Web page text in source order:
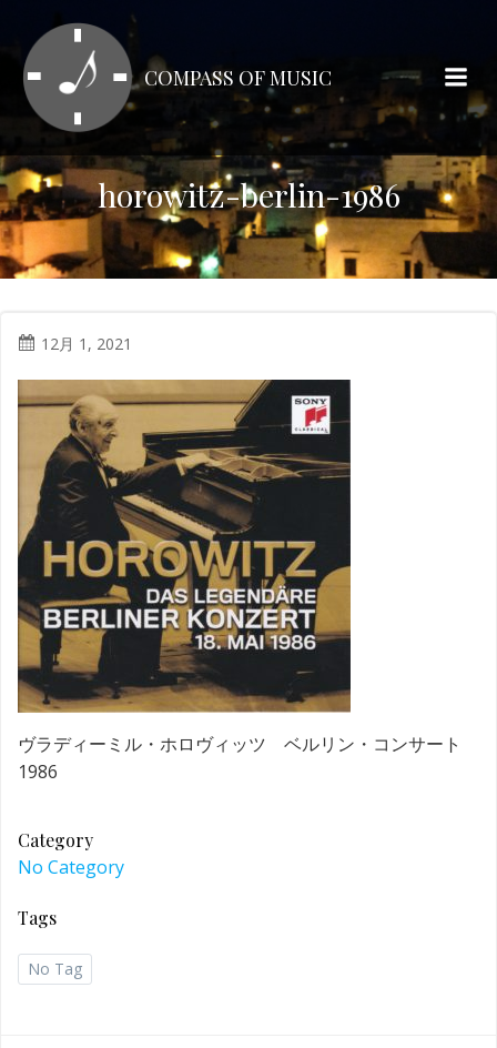
テ
ン
ツ
ス
キ
ッ
プ
COMPASS OF MUSIC
horowitz-berlin-1986
12月 1, 2021
ヴラディーミル・ホロヴィッツ ベルリン・コンサート
1986
Category
No Category
Tags
No Tag